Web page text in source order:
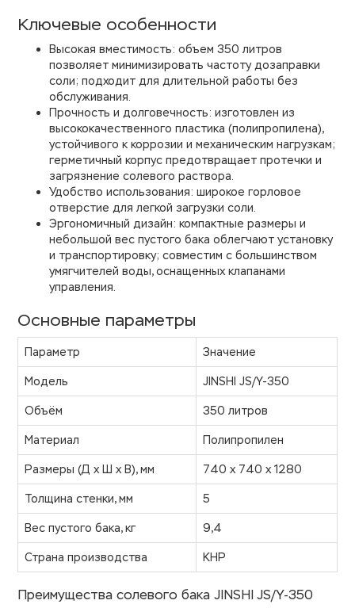
Ключевые особенности
Высокая вместимость: объем 350 литров
позволяет минимизировать частоту дозаправки
соли; подходит для длительной работы без
обслуживания.
Прочность и долговечность: изготовлен из
высококачественного пластика (полипропилена),
устойчивого к коррозии и механическим нагрузкам;
герметичный корпус предотвращает протечки и
загрязнение солевого раствора.
Удобство использования: широкое горловое
отверстие для легкой загрузки соли.
Эргономичный дизайн: компактные размеры и
небольшой вес пустого бака облегчают установку
и транспортировку; совместим с большинством
умягчителей воды, оснащенных клапанами
управления.
Основные параметры
Параметр Значение
Модель JINSHI JS/Y-350
Объём 350 литров
Материал Полипропилен
Размеры (Д х Ш х В), мм 740 х 740 х 1280
Толщина стенки, мм 5
Вес пустого бака, кг 9,4
Страна производства КНР
Преимущества солевого бака JINSHI JS/Y-350